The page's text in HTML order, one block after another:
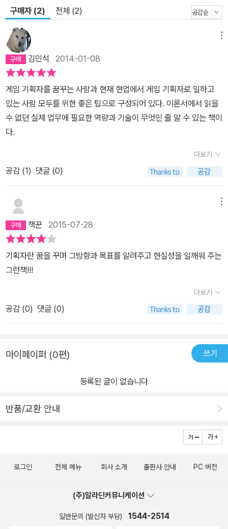
구매자 (2) 전체 (2)
김민석 2014-01-08
게임 기획자를 꿈꾸는 사람과 현재 현업에서 게임 기획자로 일하고
있는 사람 모두를 위한 좋은 팁으로 구성되어 있다. 이론서에서 읽을
수 없던 실제 업무에 필요한 역량과 기술이 무엇인 줄 알 수 있는 책이
다.
더보기
공감 (1) 댓글 (0)
책꾼 2015-07-28
기획자란 꿈을 꾸며 그방향과 목표를 알려주고 현실성을 일깨워 주는
그런책!!!
더보기
공감 (0) 댓글 (0)
마이페이퍼 (0편) 쓰기
등록된 글이 없습니다
반품/교환 안내
로그인 전체 메뉴 회사 소개 출판사 안내 PC 버전
(주)알라딘커뮤니케이션
일반문의 (발신자 부담) 1544-2514